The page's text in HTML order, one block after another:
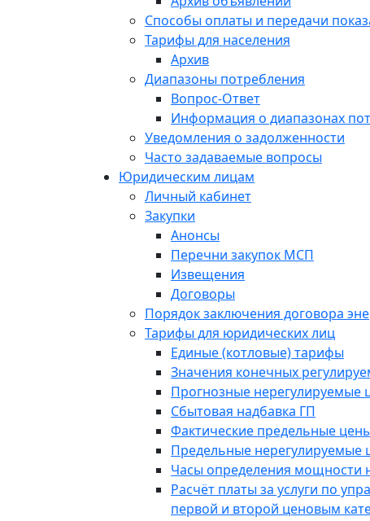
Способы оплаты и передачи
Тарифы для населения
Архив
Диапазоны потребления
Вопрос-Ответ
Информация о диапазонах
Уведомления о задолженности
Часто задаваемые вопросы
Юридическим лицам
Личный кабинет
Закупки
Анонсы
Перечни закупок МСП
Извещения
Договоры
Порядок заключения договора
Тарифы для юридических лиц
Единые (котловые) тарифы
Значения конечных
Прогнозные нерегулируемые
Сбытовая надбавка ГП
Фактические предельные
Предельные нерегулируемые
Часы определения мощности
Расчёт платы за услуги по
первой и второй ценовым